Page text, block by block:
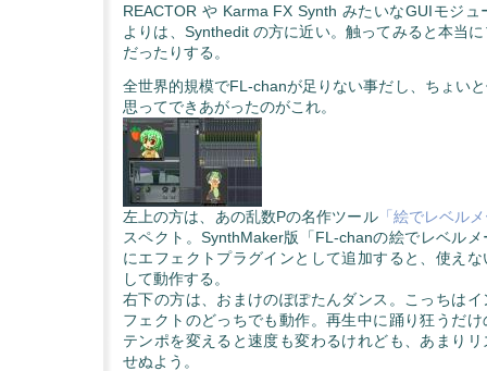
REACTOR や Karma FX Synth みたいなGUIモジ
よりは、Synthedit の方に近い。触ってみると本当
だったりする。
全世界的規模でFL-chanが足りない事だし、ちょい
思ってできあがったのがこれ。
左上の方は、あの乱数Pの名作ツール「絵でレベル
スペクト。SynthMaker版「FL-chanの絵でレベル
にエフェクトプラグインとして追加すると、使え
して動作する。
右下の方は、おまけのぽぽたんダンス。こっちは
フェクトのどっちでも動作。再生中に踊り狂うだ
テンポを変えると速度も変わるけれども、あまり
せぬよう。